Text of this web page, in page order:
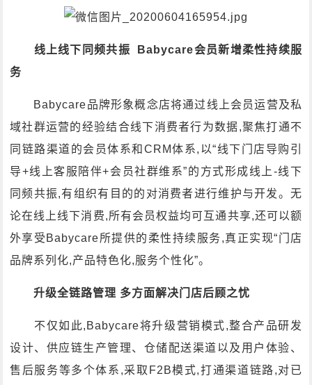
线上线下同频共振 Babycare会员新增柔性持续服
务
Babycare品牌形象概念店将通过线上会员运营及私
域社群运营的经验结合线下消费者行为数据,聚焦打通不
同链路渠道的会员体系和CRM体系,以“线下门店导购引
导+线上客服陪伴+会员社群维系”的方式形成线上-线下
同频共振,有组织有目的的对消费者进行维护与开发。无
论在线上线下消费,所有会员权益均可互通共享,还可以额
外享受Babycare所提供的柔性持续服务,真正实现“门店
品牌系列化,产品特色化,服务个性化”。
升级全链路管理 多方面解决门店后顾之忧
不仅如此,Babycare将升级营销模式,整合产品研发
设计、供应链生产管理、仓储配送渠道以及用户体验、
售后服务等多个体系,采取F2B模式,打通渠道链路,对已